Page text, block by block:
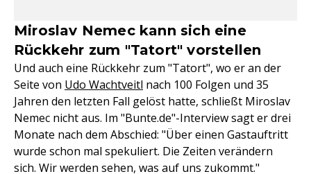
Miroslav Nemec kann sich eine
Rückkehr zum "Tatort" vorstellen
Und auch eine Rückkehr zum "Tatort", wo er an der
Seite von Udo Wachtveitl nach 100 Folgen und 35
Jahren den letzten Fall gelöst hatte, schließt Miroslav
Nemec nicht aus. Im "Bunte.de"-Interview sagt er drei
Monate nach dem Abschied: "Über einen Gastauftritt
wurde schon mal spekuliert. Die Zeiten verändern
sich. Wir werden sehen, was auf uns zukommt."